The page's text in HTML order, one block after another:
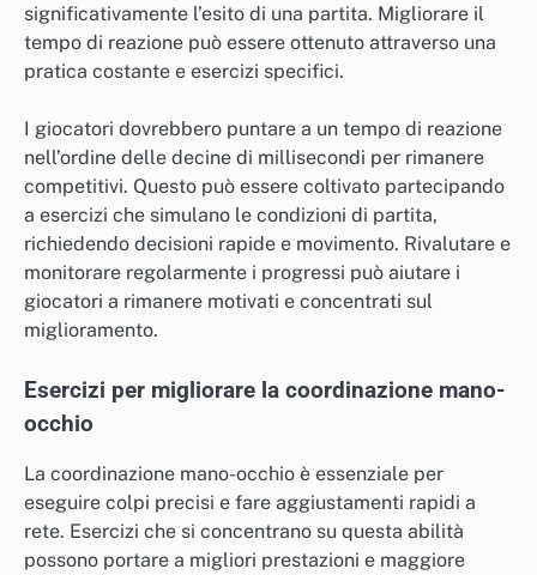
significativamente l’esito di una partita. Migliorare il
tempo di reazione può essere ottenuto attraverso una
pratica costante e esercizi specifici.
I giocatori dovrebbero puntare a un tempo di reazione
nell’ordine delle decine di millisecondi per rimanere
competitivi. Questo può essere coltivato partecipando
a esercizi che simulano le condizioni di partita,
richiedendo decisioni rapide e movimento. Rivalutare e
monitorare regolarmente i progressi può aiutare i
giocatori a rimanere motivati e concentrati sul
miglioramento.
Esercizi per migliorare la coordinazione mano-
occhio
La coordinazione mano-occhio è essenziale per
eseguire colpi precisi e fare aggiustamenti rapidi a
rete. Esercizi che si concentrano su questa abilità
possono portare a migliori prestazioni e maggiore